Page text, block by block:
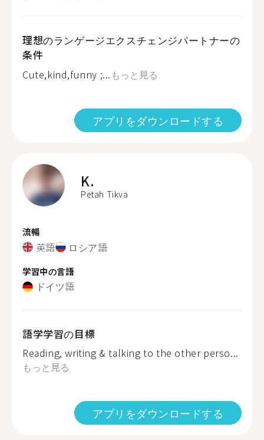
理想のランゲージエクスチェンジパートナーの
条件
Cute,kind,funny ;... もっと見る
アプリをダウンロードする
K.
Petah Tikva
流暢
英語 ロシア語
学習中の言語
ドイツ語
語学学習の目標
Reading, writing & talking to the other perso...
もっと見る
アプリをダウンロードする